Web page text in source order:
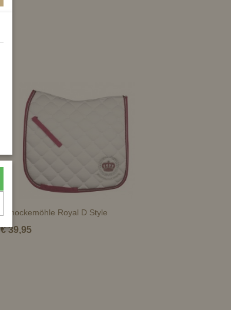
Schockemöhle Royal D Style
€ 39,95